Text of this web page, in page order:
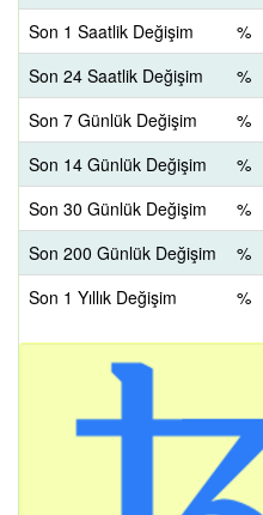
Son 1 Saatlik Değişim
%
Son 24 Saatlik Değişim
%
Son 7 Günlük Değişim
%
Son 14 Günlük Değişim
%
Son 30 Günlük Değişim
%
Son 200 Günlük Değişim
%
Son 1 Yıllık Değişim
%